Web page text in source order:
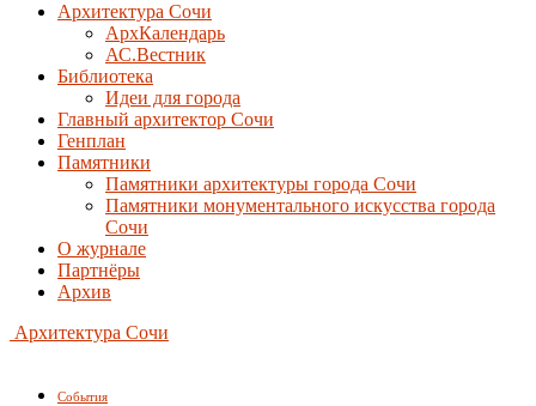
Архитектура Сочи
АрхКалендарь
АС.Вестник
Библиотека
Идеи для города
Главный архитектор Сочи
Генплан
Памятники
Памятники архитектуры города Сочи
Памятники монументального искусства города
Сочи
О журнале
Партнёры
Архив
Архитектура Сочи
События